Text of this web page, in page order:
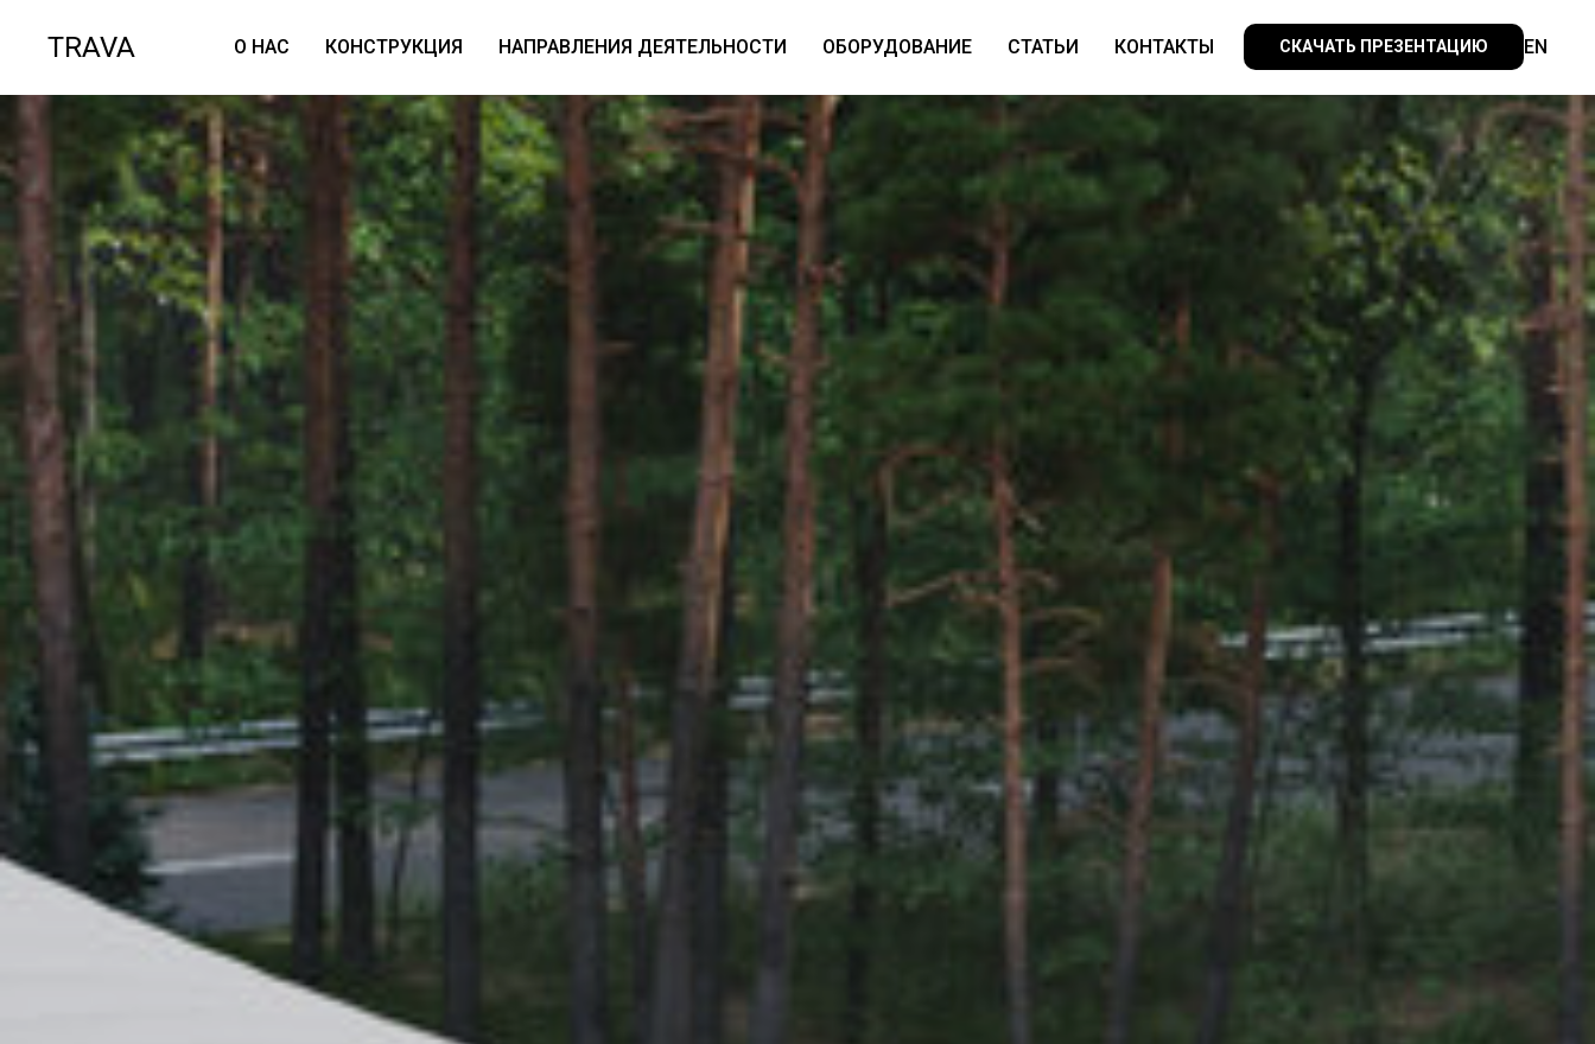
TRAVA О НАС КОНСТРУКЦИЯ НАПРАВЛЕНИЯ ДЕЯТЕЛЬНОСТИ ОБОРУДОВАНИЕ СТАТЬИ КОНТАКТЫ СКАЧАТЬ ПРЕЗЕНТАЦИЮ EN